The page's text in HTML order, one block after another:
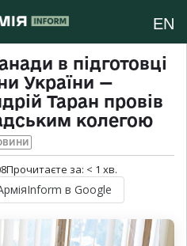
EN
в підготовці
України —
Таран провів
колегою
Прочитаєте за: < 1 хв.
в Google